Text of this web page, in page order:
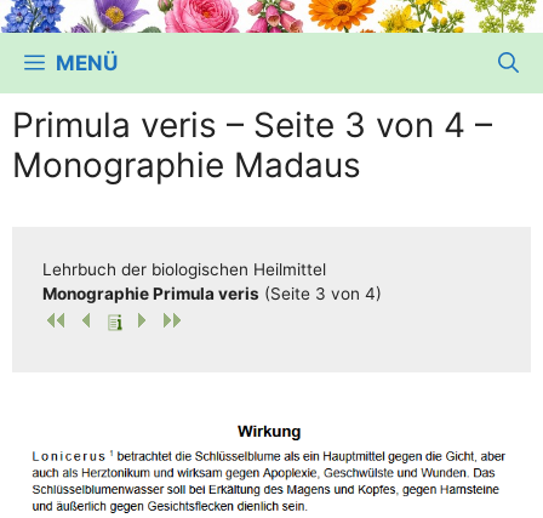
MENÜ
Primula veris – Seite 3 von 4 –
Monographie Madaus
Lehr­buch der bio­lo­gi­schen Heilmittel
Mono­gra­phie Pri­mu­la veris (Sei­te 3 von 4)